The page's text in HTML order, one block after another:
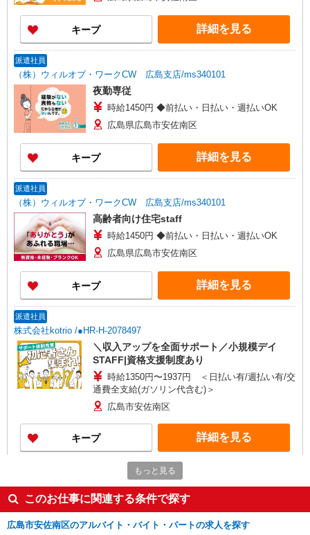
キープ 詳細を見る
派遣社員
（株）ウィルオブ・ワークCW 広島支店/ms340101
夜勤専従
時給1450円 ◆前払い・日払い・週払いOK
広島県広島市安佐南区
キープ 詳細を見る
派遣社員
（株）ウィルオブ・ワークCW 広島支店/ms340101
高齢者向け住宅staff
時給1450円 ◆前払い・日払い・週払いOK
広島県広島市安佐南区
キープ 詳細を見る
派遣社員
株式会社kotrio /●HR-H-2078497
＼収入アップを全面サポート／小規模デイ
STAFF|資格支援制度あり
時給1350円〜1937円 ＜日払い有/週払い有/交
通費全支給(ガソリン代含む)＞
広島市安佐南区
キープ 詳細を見る
株式会社kotrio /●HR-H-2078479
上安駅のデイサービス★残業なし♪日勤のみ◎
夜はおうち時間
時給1350円〜1937円 ＜日払い有/週払い有/交
もっと見る
このお仕事に関連する条件で探す
広島市安佐南区のアルバイト・バイト・パートの求人を探す